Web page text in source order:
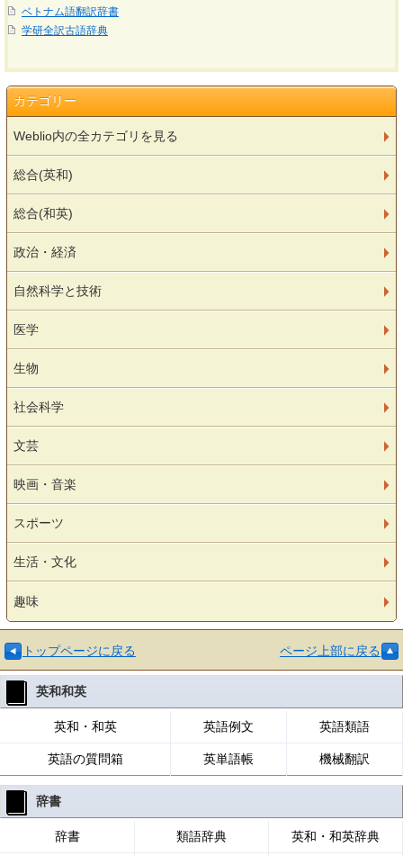
ベトナム語翻訳辞書
学研全訳古語辞典
カテゴリー
Weblio内の全カテゴリを見る
総合(英和)
総合(和英)
政治・経済
自然科学と技術
医学
生物
社会科学
文芸
映画・音楽
スポーツ
生活・文化
趣味
トップページに戻る ページ上部に戻る
英和和英
英和・和英 英語例文 英語類語
英語の質問箱 英単語帳 機械翻訳
辞書
辞書 類語辞典 英和・和英辞典